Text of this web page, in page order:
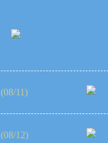
(08/11)
(08/12)